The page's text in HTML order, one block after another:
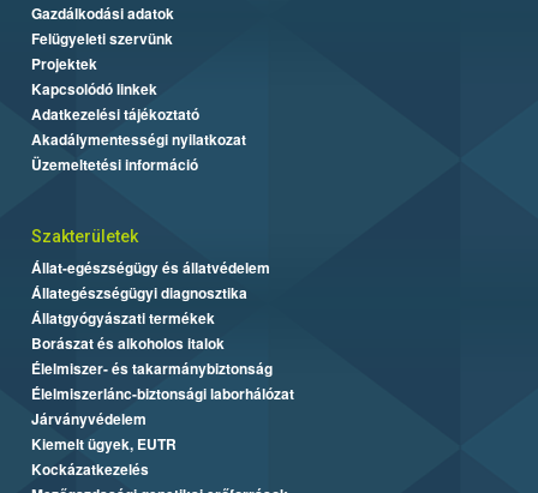
Gazdálkodási adatok
Felügyeleti szervünk
Projektek
Kapcsolódó linkek
Adatkezelési tájékoztató
Akadálymentességi nyilatkozat
Üzemeltetési információ
Szakterületek
Állat-egészségügy és állatvédelem
Állategészségügyi diagnosztika
Állatgyógyászati termékek
Borászat és alkoholos italok
Élelmiszer- és takarmánybiztonság
Élelmiszerlánc-biztonsági laborhálózat
Járványvédelem
Kiemelt ügyek, EUTR
Kockázatkezelés